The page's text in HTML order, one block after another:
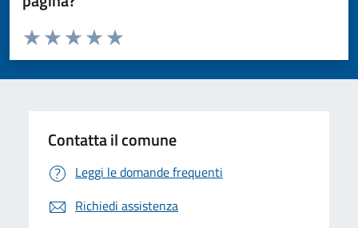
Valuta da 1 a 5 stelle la pagina
Valuta 5 stelle su 5
Valuta 4 stelle su 5
Valuta 3 stelle su 5
Valuta 2 stelle su 5
Valuta 1 stelle su 5
Contatta il comune
Leggi le domande frequenti
Richiedi assistenza